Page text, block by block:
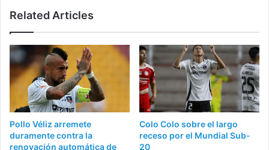
Related Articles
Pollo Véliz arremete
duramente contra la
renovación automática de
Colo Colo sobre el largo
receso por el Mundial Sub-
20